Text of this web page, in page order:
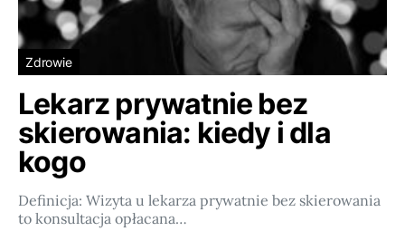
Zdrowie
Lekarz prywatnie bez
skierowania: kiedy i dla
kogo
Definicja: Wizyta u lekarza prywatnie bez skierowania
to konsultacja opłacana…